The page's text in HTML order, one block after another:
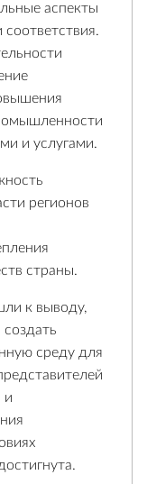
аспекты
и услугами.
регионов
страны.
к выводу,
среду для
и